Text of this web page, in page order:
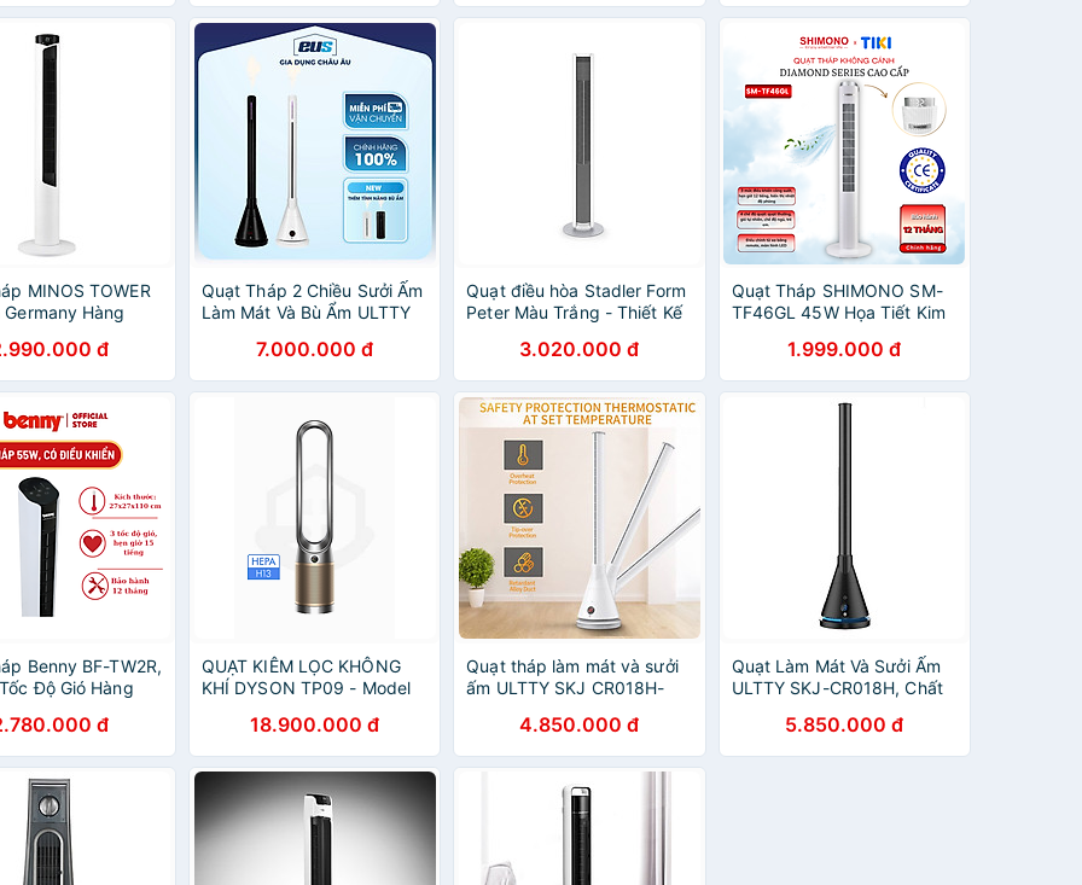
MINOS TOWER
Germany Hàng
đ
Quạt Tháp 2 Chiều Sưởi Ấm
Làm Mát Và Bù Ẩm ULTTY
Sưởi Gốm Ceramic Không
Đốt Cháy Oxi. Bù Ẩm Không
Khô Da Tự Động Tắt Khi
Quá Nhiệt - Hàng Chính
7.000.000 đ
Quạt điều hòa Stadler Form
Peter Màu Trắng - Thiết Kế
Chính Hãng3.020.000 đ
Quạt Tháp SHIMONO SM-
TF46GL 45W Họa Tiết Kim
Led Hiển Thị Nhiệt Độ
Phòng, Cao 117cm, BH 12
Tháng Hàng Chính Hãng
1.999.000 đ
Benny BF-TW2R,
Độ Gió Hàng
hành 1 năm
đ
QUẠT KIÊM LỌC KHÔNG
KHÍ DYSON TP09 - Model
Dyson hàng chính hãng
18.900.000 đ
Quạt tháp làm mát và sưởi
ấm ULTTY SKJ CR018H-
máy lớn nhất thế giới- Hàng
chính hãng
4.850.000 đ
Quạt Làm Mát Và Sưởi Ấm
ULTTY SKJ-CR018H, Chất
Không Đốt Cháy Oxy,
Không Khô Da, Tự Động Tắt
5.850.000 đ